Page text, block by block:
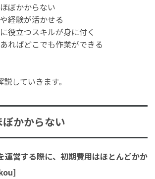
ぼかからない
経験が活かせる
役立つスキルが身に付く
ればどこでも作業ができる
していきます。
かからない
営する際に、初期費用はほとんどかか